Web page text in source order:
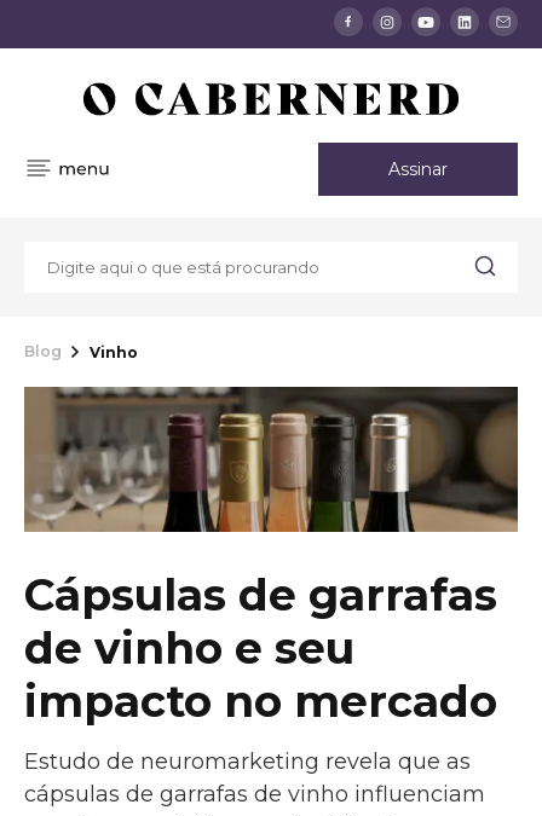
Assinar
Blog Vinho
Cápsulas de garrafas
de vinho e seu
impacto no mercado
Estudo de neuromarketing revela que as
cápsulas de garrafas de vinho influenciam